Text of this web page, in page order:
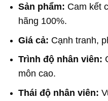
Sản phẩm: Cam kết
hãng 100%.
Giá cả: Cạnh tranh,
Trình độ nhân viên:
môn cao.
Thái độ nhân viên: